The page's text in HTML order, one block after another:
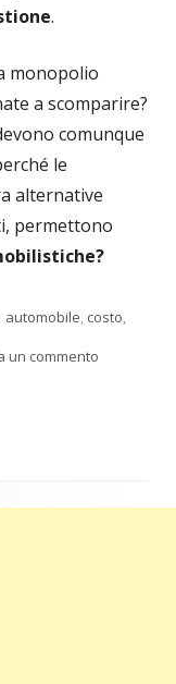
.
monopolio
a scomparire?
comunque
le
alternative
permettono
Tag
automobile, costo,
un commento